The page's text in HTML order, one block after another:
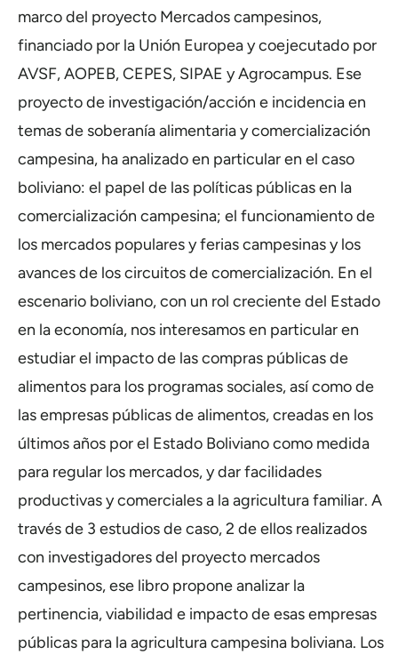
marco del proyecto Mercados campesinos,
financiado por la Unión Europea y coejecutado por
AVSF, AOPEB, CEPES, SIPAE y Agrocampus. Ese
proyecto de investigación/acción e incidencia en
temas de soberanía alimentaria y comercialización
campesina, ha analizado en particular en el caso
boliviano: el papel de las políticas públicas en la
comercialización campesina; el funcionamiento de
los mercados populares y ferias campesinas y los
avances de los circuitos de comercialización. En el
escenario boliviano, con un rol creciente del Estado
en la economía, nos interesamos en particular en
estudiar el impacto de las compras públicas de
alimentos para los programas sociales, así como de
las empresas públicas de alimentos, creadas en los
últimos años por el Estado Boliviano como medida
para regular los mercados, y dar facilidades
productivas y comerciales a la agricultura familiar. A
través de 3 estudios de caso, 2 de ellos realizados
con investigadores del proyecto mercados
campesinos, ese libro propone analizar la
pertinencia, viabilidad e impacto de esas empresas
públicas para la agricultura campesina boliviana. Los